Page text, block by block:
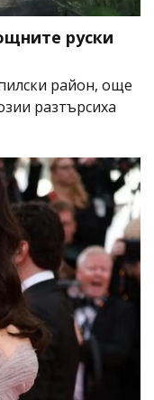
руски
район, още
разтърсиха